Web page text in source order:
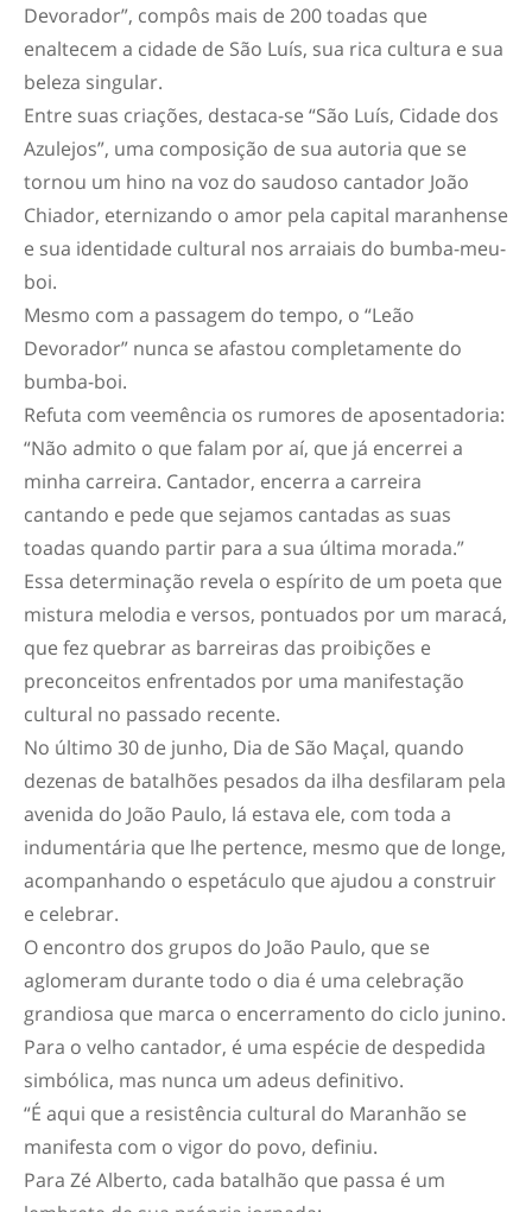
Devorador”, compôs mais de 200 toadas que
enaltecem a cidade de São Luís, sua rica cultura e sua
beleza singular.
Entre suas criações, destaca-se “São Luís, Cidade dos
Azulejos”, uma composição de sua autoria que se
tornou um hino na voz do saudoso cantador João
Chiador, eternizando o amor pela capital maranhense
e sua identidade cultural nos arraiais do bumba-meu-
boi.
Mesmo com a passagem do tempo, o “Leão
Devorador” nunca se afastou completamente do
bumba-boi.
Refuta com veemência os rumores de aposentadoria:
“Não admito o que falam por aí, que já encerrei a
minha carreira. Cantador, encerra a carreira
cantando e pede que sejamos cantadas as suas
toadas quando partir para a sua última morada.”
Essa determinação revela o espírito de um poeta que
mistura melodia e versos, pontuados por um maracá,
que fez quebrar as barreiras das proibições e
preconceitos enfrentados por uma manifestação
cultural no passado recente.
No último 30 de junho, Dia de São Maçal, quando
dezenas de batalhões pesados da ilha desfilaram pela
avenida do João Paulo, lá estava ele, com toda a
indumentária que lhe pertence, mesmo que de longe,
acompanhando o espetáculo que ajudou a construir
e celebrar.
O encontro dos grupos do João Paulo, que se
aglomeram durante todo o dia é uma celebração
grandiosa que marca o encerramento do ciclo junino.
Para o velho cantador, é uma espécie de despedida
simbólica, mas nunca um adeus definitivo.
“É aqui que a resistência cultural do Maranhão se
manifesta com o vigor do povo, definiu.
Para Zé Alberto, cada batalhão que passa é um